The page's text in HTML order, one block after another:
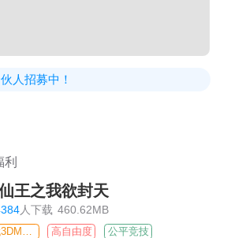
人招募中！
王之我欲封天
人下载 460.62MB
高自由度 公平竞技